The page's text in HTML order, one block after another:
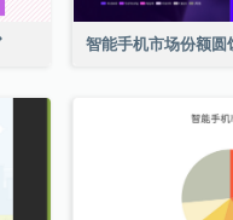
智能手机市场份额圆